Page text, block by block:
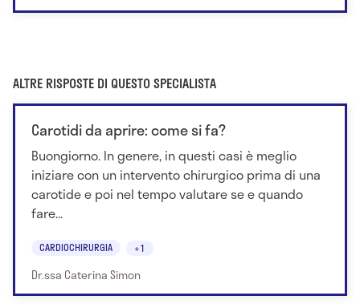
ALTRE RISPOSTE DI QUESTO SPECIALISTA
Carotidi da aprire: come si fa?
Buongiorno. In genere, in questi casi è meglio
iniziare con un intervento chirurgico prima di una
carotide e poi nel tempo valutare se e quando
fare...
CARDIOCHIRURGIA +1
Dr.ssa Caterina Simon